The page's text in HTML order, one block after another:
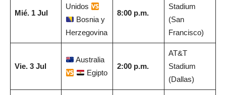
Mié. 1 Jul
Unidos
Bosnia y
Herzegovina
8:00 p.m.
Stadium
(San
Francisco)
Vie. 3 Jul
Australia
Egipto
2:00 p.m.
AT&T
Stadium
(Dallas)